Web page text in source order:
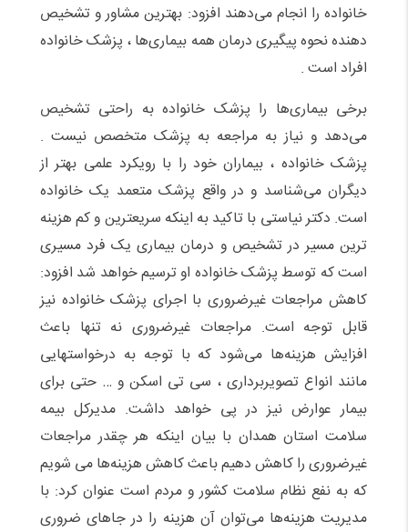
خانواده را انجام می‌دهند افزود: بهترین مشاور و تشخیص
دهنده نحوه پیگیری درمان همه بیماری‌ها ، پزشک خانواده
افراد است .
برخی بیماری‌ها را پزشک خانواده به راحتی تشخیص
می‌دهد و نیاز به مراجعه به پزشک متخصص نیست .
پزشک خانواده ، بیماران خود را با رویکرد علمی بهتر از
دیگران می‌شناسد و در واقع پزشک متعمد یک خانواده
است. دکتر نیاستی با تاکید به اینکه سریعترین و کم هزینه
ترین مسیر در تشخیص و درمان بیماری یک فرد مسیری
است که توسط پزشک خانواده او ترسیم خواهد شد افزود:
کاهش مراجعات غیرضروری با اجرای پزشک خانواده نیز
قابل توجه است. مراجعات غیرضروری نه تنها باعث
افزایش هزینه‌ها می‌شود که با توجه به درخواستهایی
مانند انواع تصویربرداری ، سی تی اسکن و … حتی برای
بیمار عوارض نیز در پی خواهد داشت. مدیرکل بیمه
سلامت استان همدان با بیان اینکه هر چقدر مراجعات
غیرضروری را کاهش دهیم باعث کاهش هزینه‌ها می شویم
که به نفع نظام سلامت کشور و مردم است عنوان کرد: با
مدیریت هزینه‌ها می‌توان آن هزینه را در جاهای ضروری